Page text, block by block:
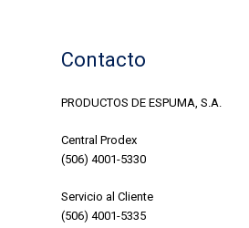
Contacto
PRODUCTOS DE ESPUMA, S.A.
Central Prodex
(506) 4001-5330
Servicio al Cliente
(506) 4001-5335